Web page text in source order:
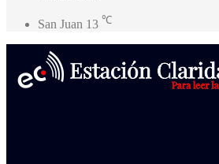
San Juan 13 ℃